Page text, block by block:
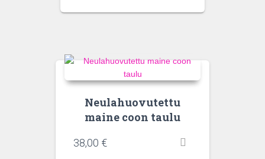
Neulahuovutettu
maine coon taulu
38,00 €